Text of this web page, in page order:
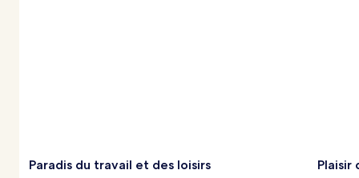
Paradis du travail et des loisirs Plaisir